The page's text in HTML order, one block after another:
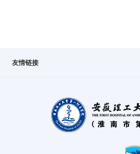
友情链接